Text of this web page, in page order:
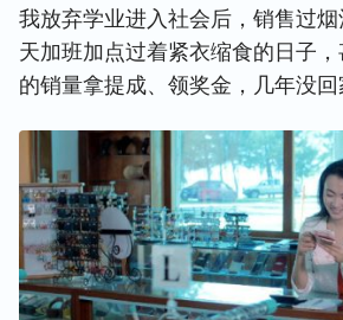
我放弃学业进入社会后，销售过
天加班加点过着紧衣缩食的日子，
的销量拿提成、领奖金，几年没回